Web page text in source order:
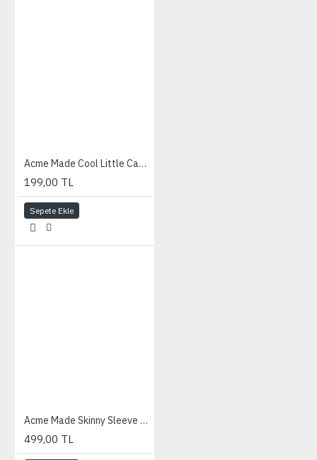
Acme Made Cool Little Case - Glowing Flowers
199,00 TL
Sepete Ekle
Acme Made Skinny Sleeve for iPad -Gloss Black
499,00 TL